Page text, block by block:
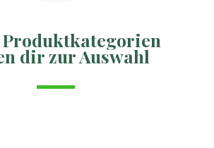
t
le
d
le
dir zur Auswahl